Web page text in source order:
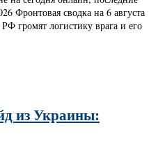
Фронтовая сводка на 6 августа
громят логистику врага и его
из Украины: